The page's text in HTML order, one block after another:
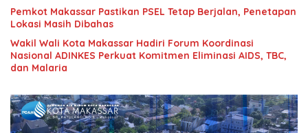
Pemkot Makassar Pastikan PSEL Tetap Berjalan, Penetapan
Lokasi Masih Dibahas
Wakil Wali Kota Makassar Hadiri Forum Koordinasi
Nasional ADINKES Perkuat Komitmen Eliminasi AIDS, TBC,
dan Malaria